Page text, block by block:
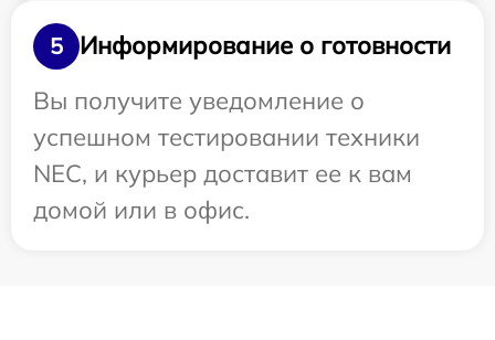
5
Информирование о готовности
Вы получите уведомление о
успешном тестировании техники
NEC, и курьер доставит ее к вам
домой или в офис.